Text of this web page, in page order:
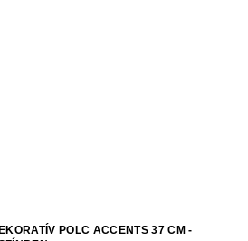
POLC ACCENTS 37 CM -